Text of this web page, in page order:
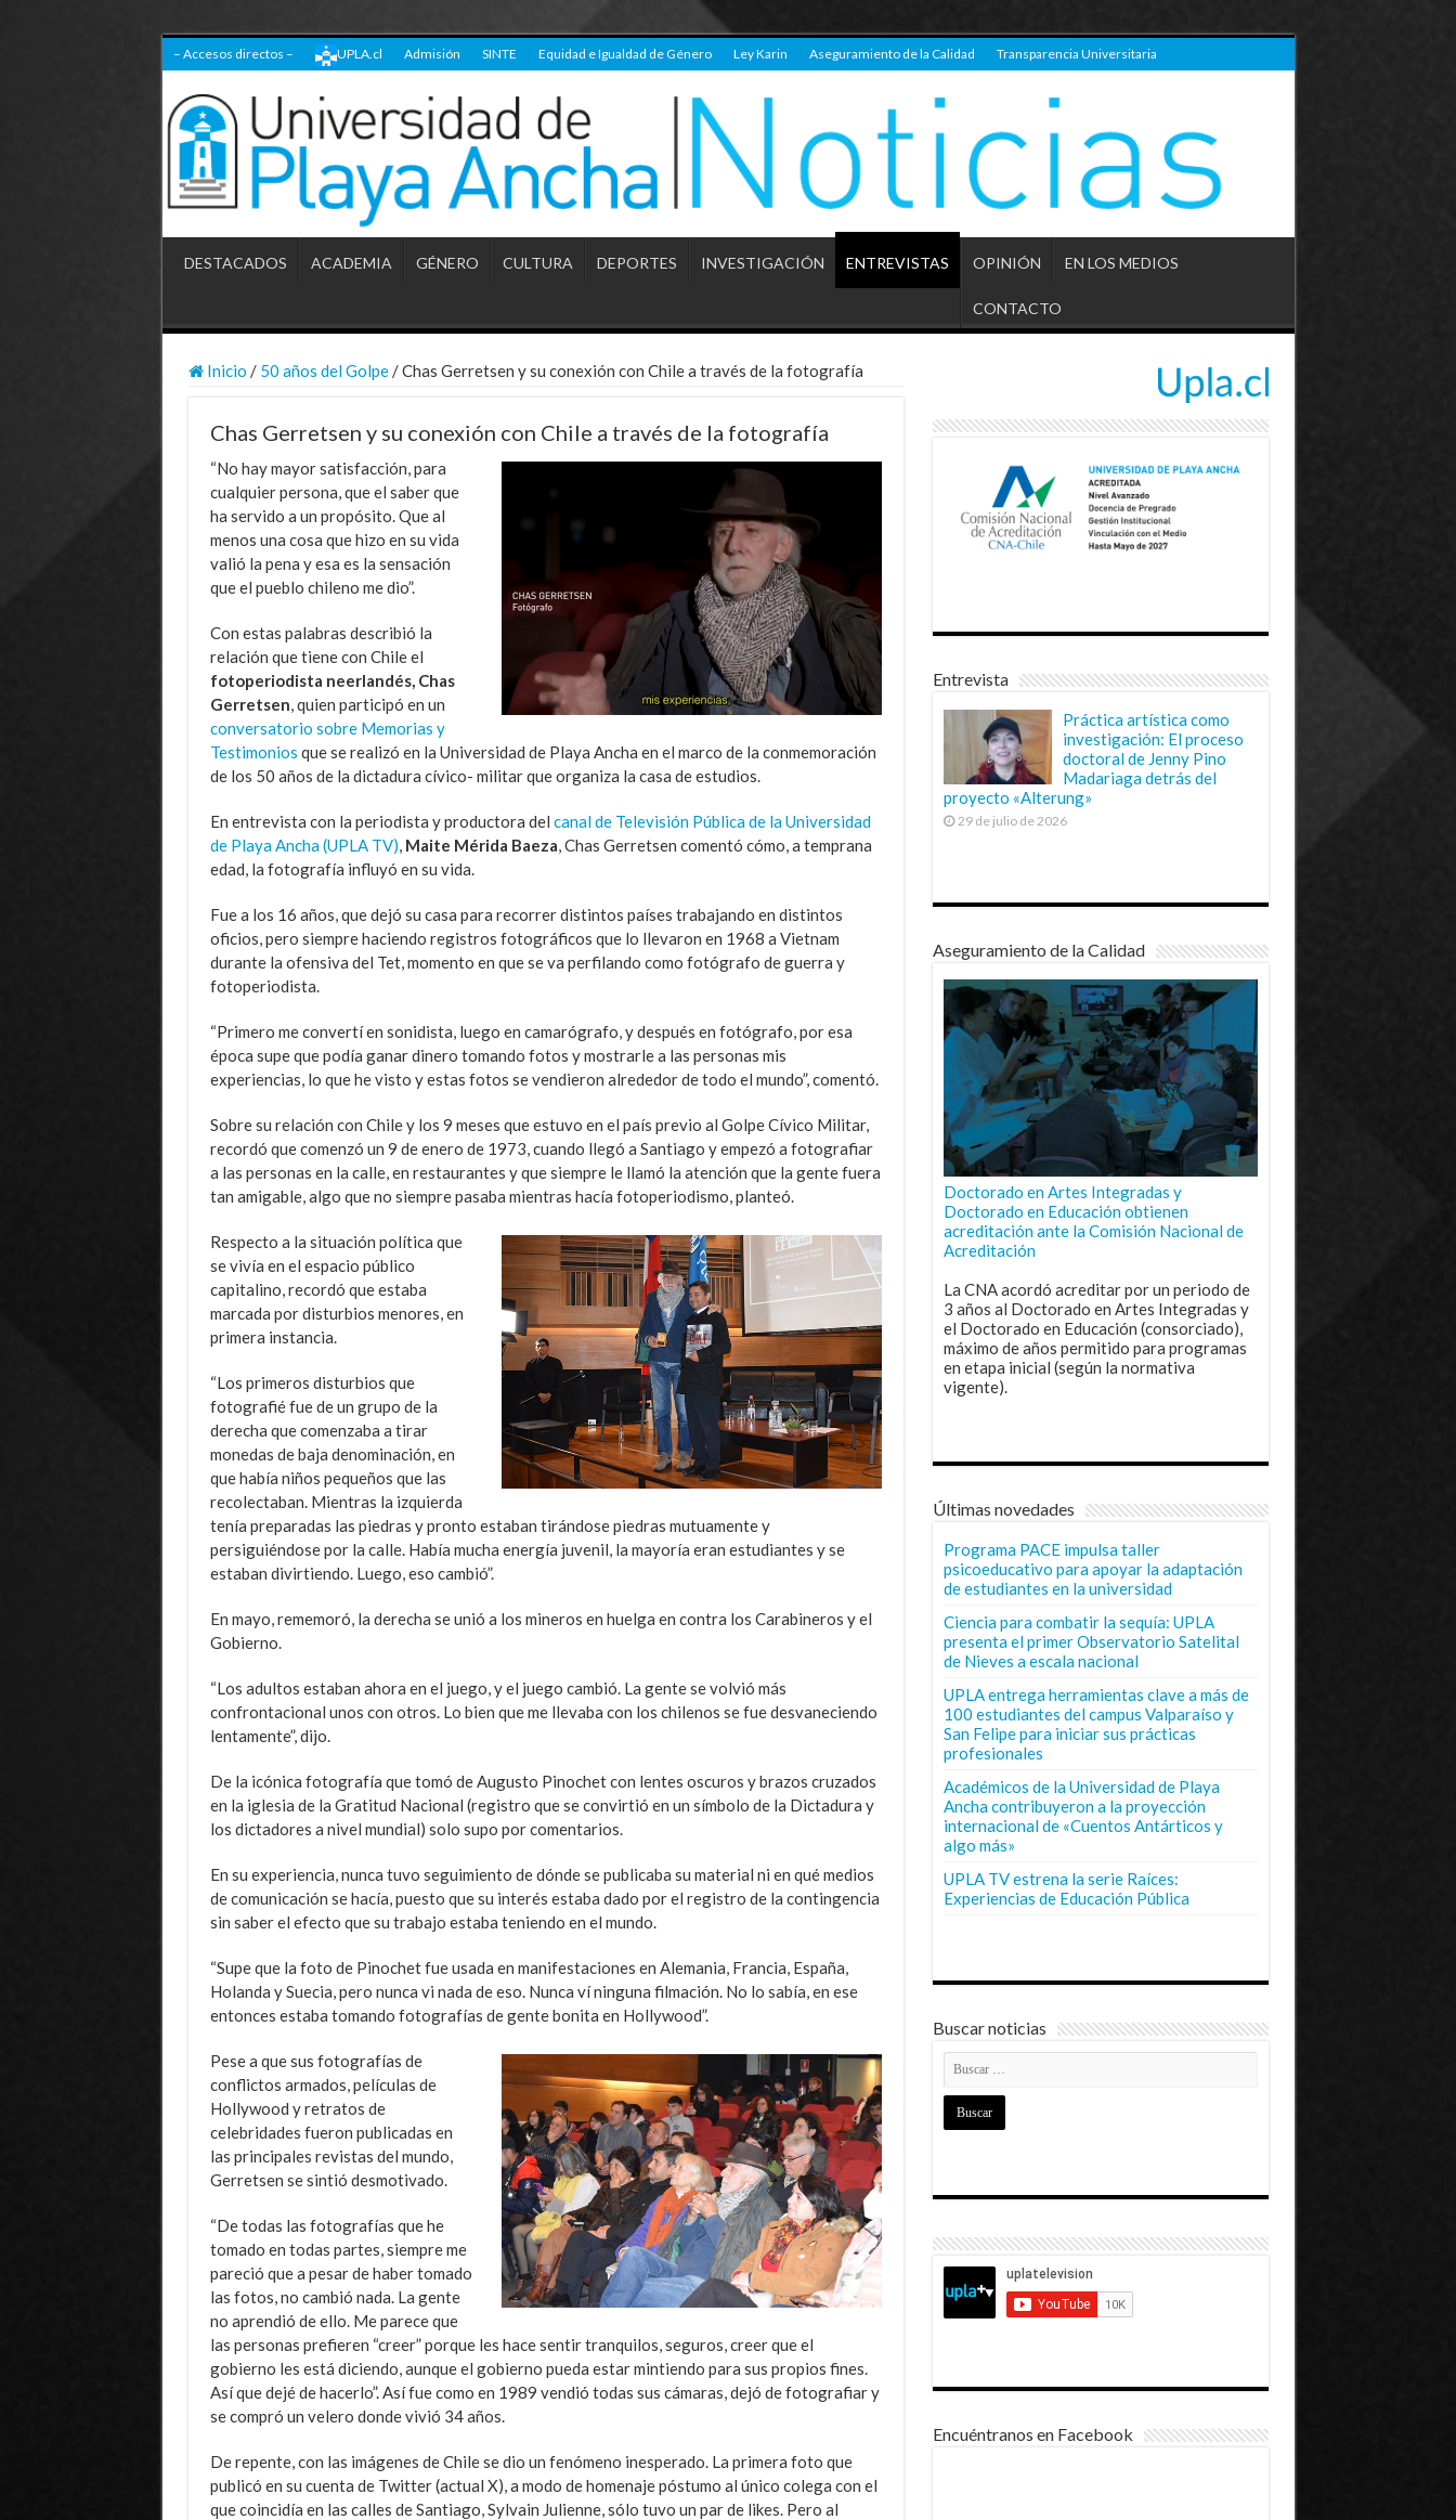
– Accesos directos – UPLA.cl Admisión SINTE Equidad e Igualdad de Género Ley Karin Aseguramiento de la Calidad Transparencia Universitaria
DESTACADOS ACADEMIA GÉNERO CULTURA DEPORTES INVESTIGACIÓN ENTREVISTAS OPINIÓN EN LOS MEDIOS
CONTACTO
Inicio / 50 años del Golpe /Chas Gerretsen y su conexión con Chile a través de la fotografía
Chas Gerretsen y su conexión con Chile a través de la fotografía
“No hay mayor satisfacción, para
cualquier persona, que el saber que
ha servido a un propósito. Que al
menos una cosa que hizo en su vida
valió la pena y esa es la sensación
que el pueblo chileno me dio”.
Con estas palabras describió la
relación que tiene con Chile el
fotoperiodista neerlandés, Chas
Gerretsen , quien participó en un
conversatorio sobre Memorias y
Testimonios que se realizó en la Universidad de Playa Ancha en el marco de la conmemoración
de los 50 años de la dictadura cívico- militar que organiza la casa de estudios.
En entrevista con la periodista y productora del canal de Televisión Pública de la Universidad
de Playa Ancha (UPLA TV) Maite Mérida Baeza , Chas Gerretsen comentó cómo, a temprana
edad, la fotografía influyó en su vida.
Fue a los 16 años, que dejó su casa para recorrer distintos países trabajando en distintos
oficios, pero siempre haciendo registros fotográficos que lo llevaron en 1968 a Vietnam
durante la ofensiva del Tet, momento en que se va perfilando como fotógrafo de guerra y
fotoperiodista.
“Primero me convertí en sonidista, luego en camarógrafo, y después en fotógrafo, por esa
época supe que podía ganar dinero tomando fotos y mostrarle a las personas mis
experiencias, lo que he visto y estas fotos se vendieron alrededor de todo el mundo”, comentó.
Sobre su relación con Chile y los 9 meses que estuvo en el país previo al Golpe Cívico Militar,
recordó que comenzó un 9 de enero de 1973, cuando llegó a Santiago y empezó a fotografiar
a las personas en la calle, en restaurantes y que siempre le llamó la atención que la gente fuera
tan amigable, algo que no siempre pasaba mientras hacía fotoperiodismo, planteó.
Respecto a la situación política que
se vivía en el espacio público
capitalino, recordó que estaba
marcada por disturbios menores, en
primera instancia.
“Los primeros disturbios que
fotografié fue de un grupo de la
derecha que comenzaba a tirar
monedas de baja denominación, en
que había niños pequeños que las
recolectaban. Mientras la izquierda
tenía preparadas las piedras y pronto estaban tirándose piedras mutuamente y
persiguiéndose por la calle. Había mucha energía juvenil, la mayoría eran estudiantes y se
estaban divirtiendo. Luego, eso cambió”.
En mayo, rememoró, la derecha se unió a los mineros en huelga en contra los Carabineros y el
Gobierno.
“Los adultos estaban ahora en el juego, y el juego cambió. La gente se volvió más
confrontacional unos con otros. Lo bien que me llevaba con los chilenos se fue desvaneciendo
lentamente”, dijo.
De la icónica fotografía que tomó de Augusto Pinochet con lentes oscuros y brazos cruzados
en la iglesia de la Gratitud Nacional (registro que se convirtió en un símbolo de la Dictadura y
los dictadores a nivel mundial) solo supo por comentarios.
En su experiencia, nunca tuvo seguimiento de dónde se publicaba su material ni en qué medios
de comunicación se hacía, puesto que su interés estaba dado por el registro de la contingencia
sin saber el efecto que su trabajo estaba teniendo en el mundo.
“Supe que la foto de Pinochet fue usada en manifestaciones en Alemania, Francia, España,
Holanda y Suecia, pero nunca vi nada de eso. Nunca ví ninguna filmación. No lo sabía, en ese
entonces estaba tomando fotografías de gente bonita en Hollywood”.
Pese a que sus fotografías de
conflictos armados, películas de
Hollywood y retratos de
celebridades fueron publicadas en
las principales revistas del mundo,
Gerretsen se sintió desmotivado.
“De todas las fotografías que he
tomado en todas partes, siempre me
pareció que a pesar de haber tomado
las fotos, no cambió nada. La gente
no aprendió de ello. Me parece que
las personas prefieren “creer” porque les hace sentir tranquilos, seguros, creer que el
gobierno les está diciendo, aunque el gobierno pueda estar mintiendo para sus propios fines.
Así que dejé de hacerlo”. Así fue como en 1989 vendió todas sus cámaras, dejó de fotografiar y
se compró un velero donde vivió 34 años.
De repente, con las imágenes de Chile se dio un fenómeno inesperado. La primera foto que
publicó en su cuenta de Twitter (actual X), a modo de homenaje póstumo al único colega con el
que coincidía en las calles de Santiago, Sylvain Julienne, sólo tuvo un par de likes. Pero al
Entrevista
Práctica artística como
investigación: El proceso
doctoral de Jenny Pino
Madariaga detrás del
proyecto «Alterung»
29 de julio de 2026
Aseguramiento de la Calidad
Doctorado en Artes Integradas y
Doctorado en Educación obtienen
acreditación ante la Comisión Nacional de
Acreditación
La CNA acordó acreditar por un periodo de
3 años al Doctorado en Artes Integradas y
el Doctorado en Educación (consorciado),
máximo de años permitido para programas
en etapa inicial (según la normativa
vigente).
Últimas novedades
Programa PACE impulsa taller
psicoeducativo para apoyar la adaptación
de estudiantes en la universidad
Ciencia para combatir la sequía: UPLA
presenta el primer Observatorio Satelital
de Nieves a escala nacional
UPLA entrega herramientas clave a más de
100 estudiantes del campus Valparaíso y
San Felipe para iniciar sus prácticas
profesionales
Académicos de la Universidad de Playa
Ancha contribuyeron a la proyección
internacional de «Cuentos Antárticos y
algo más»
UPLA TV estrena la serie Raíces:
Experiencias de Educación Pública
Buscar noticias
Encuéntranos en Facebook